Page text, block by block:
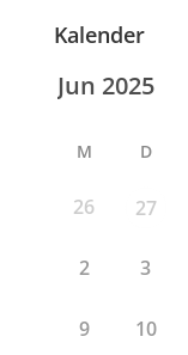
Kalender
M D
26 27
2 3
9 10